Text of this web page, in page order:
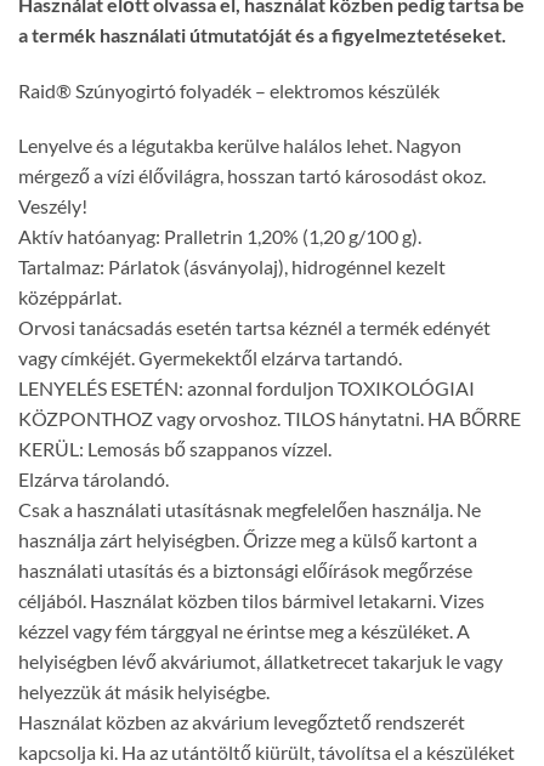
a termék használati útmutatóját és a figyelmeztetéseket.
Raid® Szúnyogirtó folyadék – elektromos készülék
Lenyelve és a légutakba kerülve halálos lehet. Nagyon
mérgező a vízi élővilágra, hosszan tartó károsodást okoz.
Veszély!
Aktív hatóanyag: Pralletrin 1,20% (1,20 g/100 g).
Tartalmaz: Párlatok (ásványolaj), hidrogénnel kezelt
középpárlat.
Orvosi tanácsadás esetén tartsa kéznél a termék edényét
vagy címkéjét. Gyermekektől elzárva tartandó.
LENYELÉS ESETÉN: azonnal forduljon TOXIKOLÓGIAI
KÖZPONTHOZ vagy orvoshoz. TILOS hánytatni. HA BŐRRE
KERÜL: Lemosás bő szappanos vízzel.
Elzárva tárolandó.
Csak a használati utasításnak megfelelően használja. Ne
használja zárt helyiségben. Őrizze meg a külső kartont a
használati utasítás és a biztonsági előírások megőrzése
céljából. Használat közben tilos bármivel letakarni. Vizes
kézzel vagy fém tárggyal ne érintse meg a készüléket. A
helyiségben lévő akváriumot, állatketrecet takarjuk le vagy
helyezzük át másik helyiségbe.
Használat közben az akvárium levegőztető rendszerét
kapcsolja ki. Ha az utántöltő kiürült, távolítsa el a készüléket